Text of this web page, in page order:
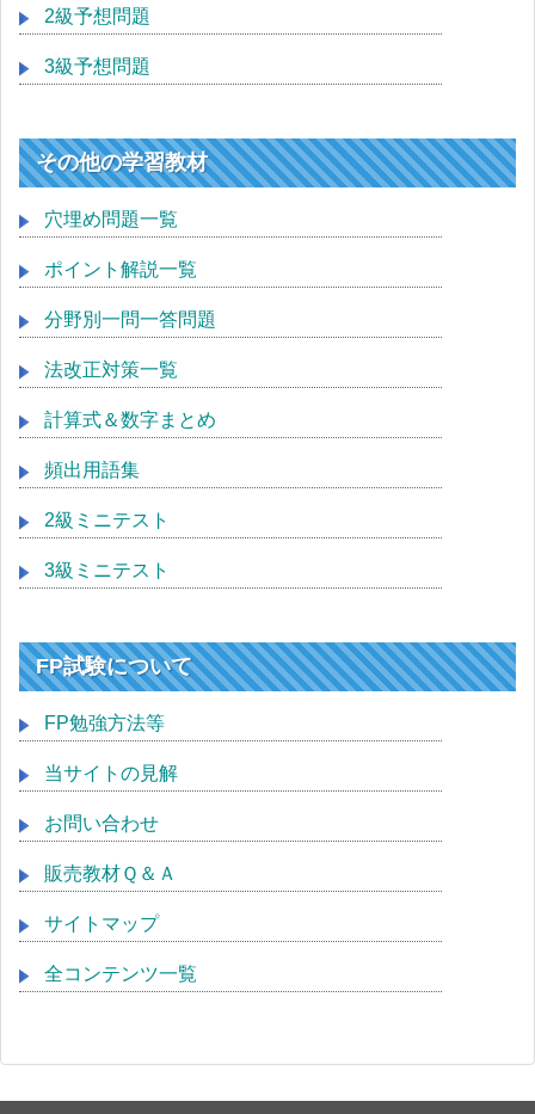
2級予想問題
3級予想問題
その他の学習教材
穴埋め問題一覧
ポイント解説一覧
分野別一問一答問題
法改正対策一覧
計算式＆数字まとめ
頻出用語集
2級ミニテスト
3級ミニテスト
FP試験について
FP勉強方法等
当サイトの見解
お問い合わせ
販売教材Ｑ＆Ａ
サイトマップ
全コンテンツ一覧